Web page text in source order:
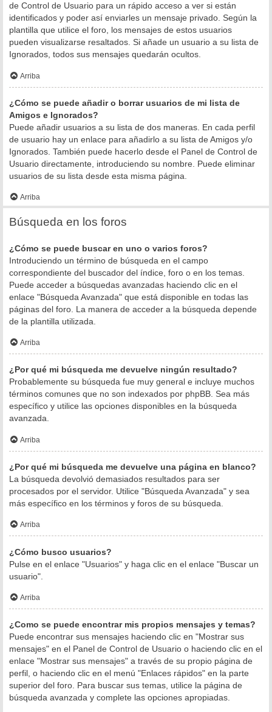
de Control de Usuario para un rápido acceso a ver si están
identificados y poder así enviarles un mensaje privado. Según la
plantilla que utilice el foro, los mensajes de estos usuarios
pueden visualizarse resaltados. Si añade un usuario a su lista de
Ignorados, todos sus mensajes quedarán ocultos.
Arriba
¿Cómo se puede añadir o borrar usuarios de mi lista de
Amigos e Ignorados?
Puede añadir usuarios a su lista de dos maneras. En cada perfil
de usuario hay un enlace para añadirlo a su lista de Amigos y/o
Ignorados. También puede hacerlo desde el Panel de Control de
Usuario directamente, introduciendo su nombre. Puede eliminar
usuarios de su lista desde esta misma página.
Arriba
Búsqueda en los foros
¿Cómo se puede buscar en uno o varios foros?
Introduciendo un término de búsqueda en el campo
correspondiente del buscador del índice, foro o en los temas.
Puede acceder a búsquedas avanzadas haciendo clic en el
enlace "Búsqueda Avanzada" que está disponible en todas las
páginas del foro. La manera de acceder a la búsqueda depende
de la plantilla utilizada.
Arriba
¿Por qué mi búsqueda me devuelve ningún resultado?
Probablemente su búsqueda fue muy general e incluye muchos
términos comunes que no son indexados por phpBB. Sea más
específico y utilice las opciones disponibles en la búsqueda
avanzada.
Arriba
¿Por qué mi búsqueda me devuelve una página en blanco?
La búsqueda devolvió demasiados resultados para ser
procesados por el servidor. Utilice "Búsqueda Avanzada" y sea
más específico en los términos y foros de su búsqueda.
Arriba
¿Cómo busco usuarios?
Pulse en el enlace "Usuarios" y haga clic en el enlace "Buscar un
usuario".
Arriba
¿Como se puede encontrar mis propios mensajes y temas?
Puede encontrar sus mensajes haciendo clic en "Mostrar sus
mensajes" en el Panel de Control de Usuario o haciendo clic en el
enlace "Mostrar sus mensajes" a través de su propio página de
perfil, o haciendo clic en el menú "Enlaces rápidos" en la parte
superior del foro. Para buscar sus temas, utilice la página de
búsqueda avanzada y complete las opciones apropiadas.